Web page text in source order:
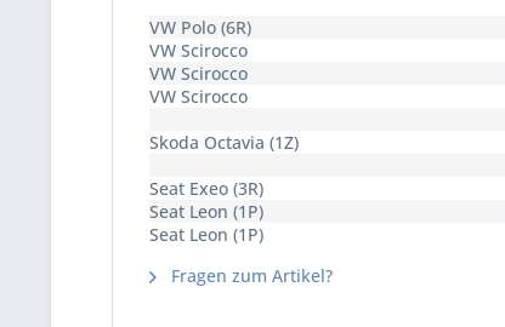
VW Polo (6R)
VW Scirocco
VW Scirocco
VW Scirocco
Skoda Octavia (1Z)
Seat Exeo (3R)
Seat Leon (1P)
Seat Leon (1P)
Fragen zum Artikel?